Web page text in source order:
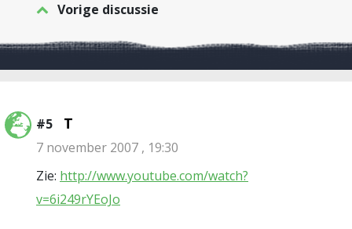
Vorige discussie
#5 T
7 november 2007 , 19:30
Zie: http://www.youtube.com/watch?
v=6i249rYEoJo